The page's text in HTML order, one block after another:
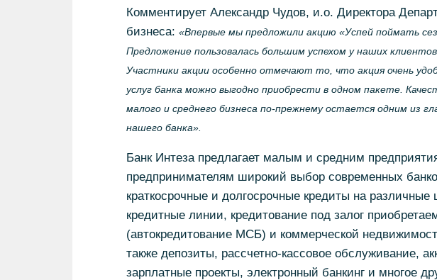
Комментирует Александр Чудов, и.о. Директора
бизнеса: «Впервые мы предложили акцию «Успей поймать
Предложение пользовалась большим успехом у наших
Участники акции особенно отмечают то, что акция очень
услуг банка можно выгодно приобрести в одном пакете.
малого и среднего бизнеса по-прежнему остается одним из
нашего банка».
Банк Интеза предлагает малым и средним
предпринимателям широкий выбор современных
краткосрочные и долгосрочные кредиты на различные
кредитные линии, кредитование под залог
(автокредитование МСБ) и коммерческой
также депозиты, рассчетно-кассовое обслуживание,
зарплатные проекты, электронный банкинг и многое